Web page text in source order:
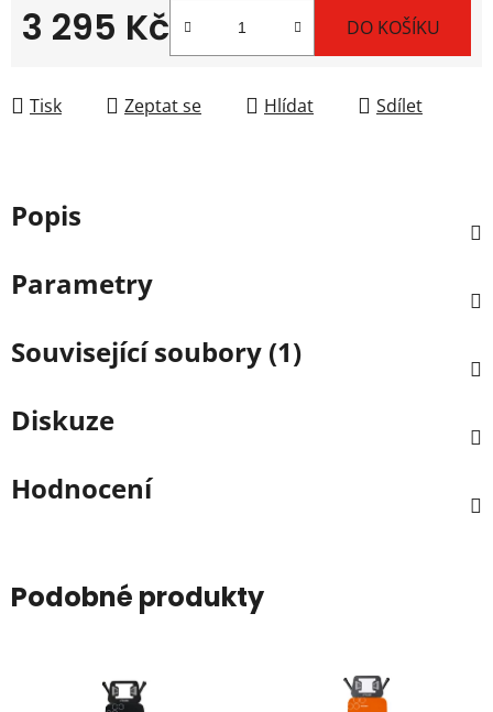
3 295 Kč DO KOŠÍKU
Tisk Zeptat se Hlídat Sdílet
Popis
Parametry
Související soubory (1)
Diskuze
Hodnocení
Podobné produkty